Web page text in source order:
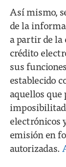
Así mismo,
de la
a partir de la
crédito
sus
establecido
aquellos que
electrónicos
emisión en
autorizadas.